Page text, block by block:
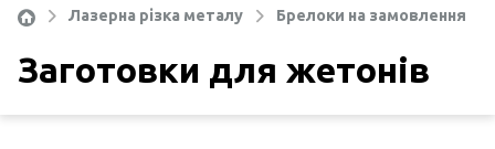
Лазерна різка металу Брелоки на замовлення
Заготовки для жетонів